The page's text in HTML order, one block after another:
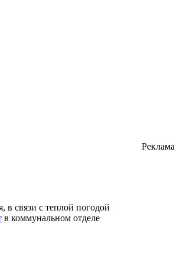
в связи с теплой погодой
в коммунальном отделе
Реклама